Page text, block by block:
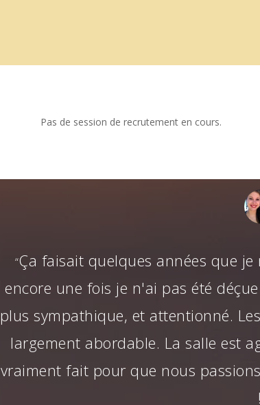
Pas de session de recrutement en cours.
“Ça faisait quelques années que
encore une fois je n'ai pas été
plus sympathique, et attentionné.
largement abordable. La salle est
vraiment fait pour que nous
!